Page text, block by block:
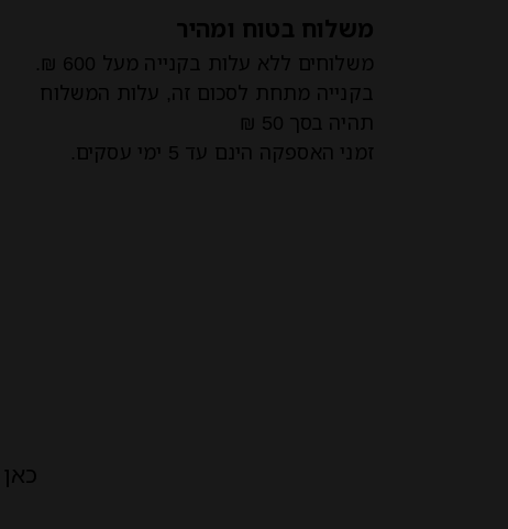
משלוח בטוח ומהיר
משלוחים ללא עלות בקנייה מעל 600 ₪.
בקנייה מתחת לסכום זה, עלות המשלוח
תהיה בסך 50 ₪
זמני האספקה הינם עד 5 ימי עסקים.